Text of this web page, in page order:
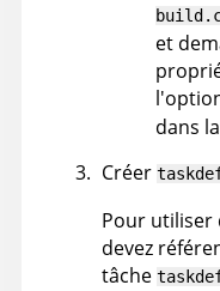
et
dans
Créer
Pour utiliser
devez
tâche